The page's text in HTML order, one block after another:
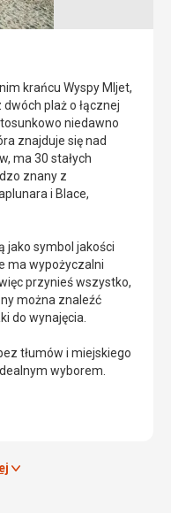
krańcu Wyspy Mljet,
dwóch plaż o łącznej
niedawno
znajduje się nad
ma 30 stałych
znany z
i Blace,
jako symbol jakości
ma wypożyczalni
przynieś wszystko,
można znaleźć
do wynajęcia.
tłumów i miejskiego
wyborem.